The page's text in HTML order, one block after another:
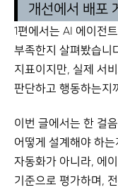
개선에서 배포
1편에서는 AI 에이전
부족한지 살펴봤습니
지표이지만, 실제 서
판단하고 행동하는지
이번 글에서는 한 걸
어떻게 설계해야 하
자동화가 아니라, 에
기준으로 평가하며,